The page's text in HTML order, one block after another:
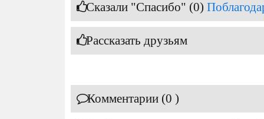
Сказали "Спасибо" (0)
Рассказать друзьям
Комментарии (0 )